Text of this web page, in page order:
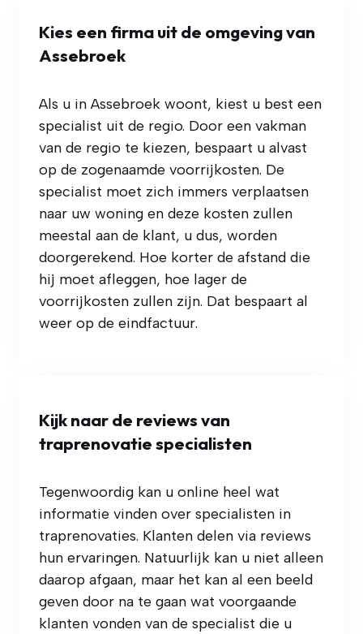
Kies een firma uit de omgeving van
Assebroek
Als u in Assebroek woont, kiest u best een
specialist uit de regio. Door een vakman
van de regio te kiezen, bespaart u alvast
op de zogenaamde voorrijkosten. De
specialist moet zich immers verplaatsen
naar uw woning en deze kosten zullen
meestal aan de klant, u dus, worden
doorgerekend. Hoe korter de afstand die
hij moet afleggen, hoe lager de
voorrijkosten zullen zijn. Dat bespaart al
weer op de eindfactuur.
Kijk naar de reviews van
traprenovatie specialisten
Tegenwoordig kan u online heel wat
informatie vinden over specialisten in
traprenovaties. Klanten delen via reviews
hun ervaringen. Natuurlijk kan u niet alleen
daarop afgaan, maar het kan al een beeld
geven door na te gaan wat voorgaande
klanten vonden van de specialist die u